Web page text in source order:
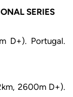
SERIES
D+). Portugal.
2600m D+).